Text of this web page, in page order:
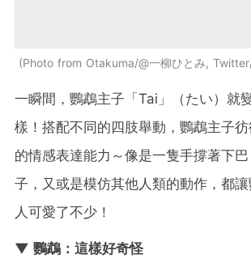
Photo from Otakuma/@一柳ひとみ,
一瞬間，鸚鵡主子「Tai」（たい）就
樣！搭配不同的四肢舉動，鸚鵡主子
的情感表達能力～像是一隻手撐著下
子，又或是模仿其他人類的動作，都
人可愛了不少！
▼ 鸚鵡：這樣好奇怪